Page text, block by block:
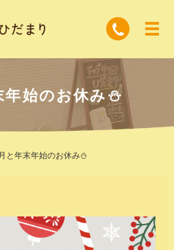
始のお休み⛄️
と年末年始のお休み⛄️